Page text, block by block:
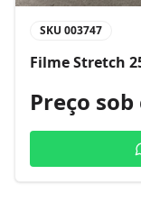
SKU 003747
Filme Stretch
Preço